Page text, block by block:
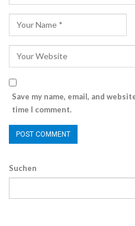
Save my name, email, and
time I comment.
Suchen